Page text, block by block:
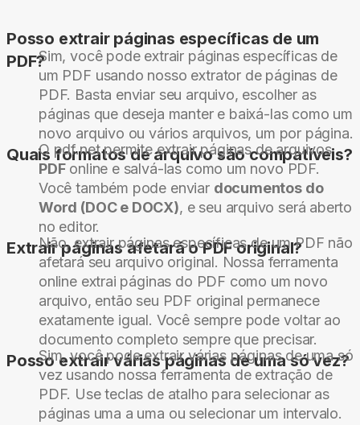
Posso extrair páginas específicas de um
PDF?Sim, você pode extrair páginas específicas de
um PDF usando nosso extrator de páginas de
PDF. Basta enviar seu arquivo, escolher as
páginas que deseja manter e baixá-las como um
novo arquivo ou vários arquivos, um por página.
Quais formatos de arquivo são compatíveis?
O pdf.net permite extrair páginas de arquivos
PDFonline e salvá-las como um novo PDF.
Você também pode enviar documentos do
Word (DOC e DOCX), e seu arquivo será aberto
no editor.
Extrair páginas afetará o PDF original?
Não, extrair páginas específicas de um PDF não
afetará seu arquivo original. Nossa ferramenta
online extrai páginas do PDF como um novo
arquivo, então seu PDF original permanece
exatamente igual. Você sempre pode voltar ao
documento completo sempre que precisar.
Posso extrair várias páginas de uma só vez?
Sim, você pode extrair várias páginas de uma só
vez usando nossa ferramenta de extração de
PDF. Use teclas de atalho para selecionar as
páginas uma a uma ou selecionar um intervalo.